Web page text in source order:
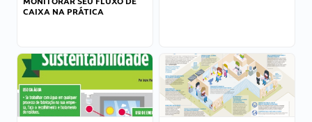
CAIXA NA PRÁTICA